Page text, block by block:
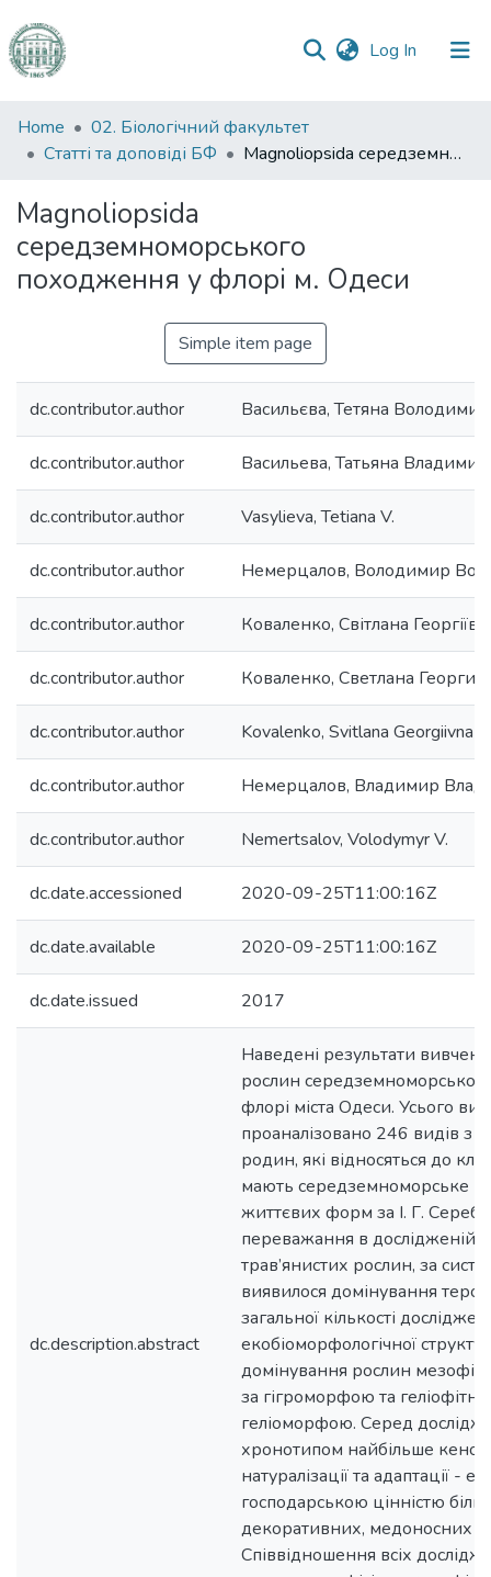
Log In (current)
Communities
&
All of DSpace
Statistics
Home
02. Біологічний факультет
Статті та доповіді БФ
Magnoliopsida середземноморського походження у флорі м. Одеси
Magnoliopsida
середземноморського
походження у флорі м. Одеси
Simple item page
dc.contributor.author Васильєва, Тетяна
dc.contributor.author Васильева, Татьяна
dc.contributor.author Vasylieva, Tetiana V.
dc.contributor.author Немерцалов, Володимир
dc.contributor.author Коваленко, Світлана
dc.contributor.author Коваленко, Светлана
dc.contributor.author Kovalenko, Svitlana Georgiivna
dc.contributor.author Немерцалов, Владимир
dc.contributor.author Nemertsalov, Volodymyr V.
dc.date.accessioned 2020-09-25T11:00:16Z
dc.date.available 2020-09-25T11:00:16Z
dc.date.issued 2017
dc.description.abstract
Наведені результати
рослин
флорі міста Одеси. Усього
проаналізовано 246 видів з
родин, які відносяться до
мають середземноморське
життєвих форм за І. Г.
переважання в дослідженій
трав’янистих рослин, за
виявилося домінування
загальної кількості
екобіоморфологічної
домінування рослин
за гігроморфою та
геліоморфою. Серед
хронотипом найбільше
натуралізації та адаптації -
господарською цінністю
декоративних, медоносних
Співвідношення всіх